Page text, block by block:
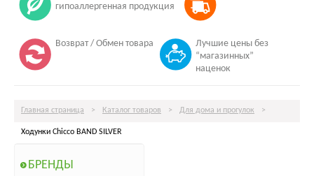
гипоаллергенная продукция
Возврат / Обмен товара
Лучшие цены без
“магазинных”
наценок
Главная страница > Каталог товаров > Для дома и прогулок >
Ходунки Chicco BAND SILVER
БРЕНДЫ